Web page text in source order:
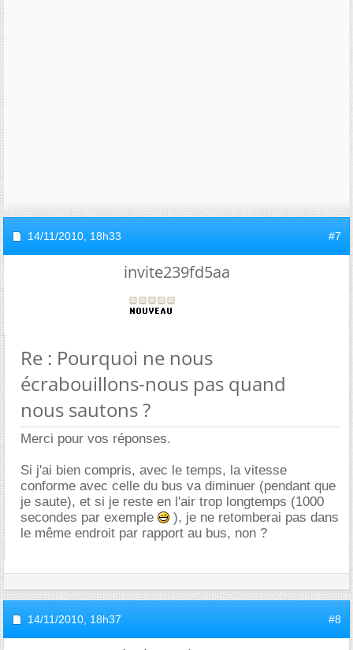
14/11/2010, 18h33 #7
invite239fd5aa
Re : Pourquoi ne nous
écrabouillons-nous pas quand
nous sautons ?
Merci pour vos réponses.
Si j'ai bien compris, avec le temps, la vitesse
conforme avec celle du bus va diminuer (pendant que
je saute), et si je reste en l'air trop longtemps (1000
secondes par exemple
), je ne retomberai pas dans
le même endroit par rapport au bus, non ?
14/11/2010, 18h37 #8